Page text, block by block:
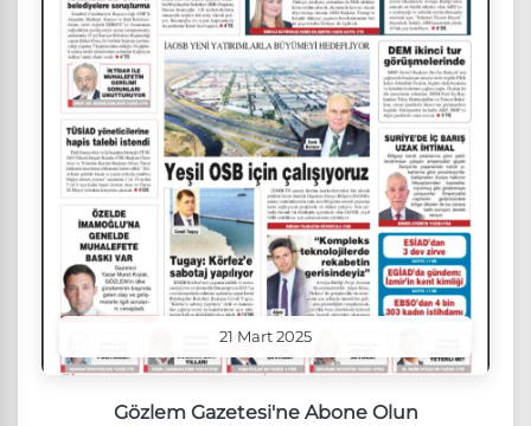
21 Mart 2025
Gözlem Gazetesi'ne Abone Olun